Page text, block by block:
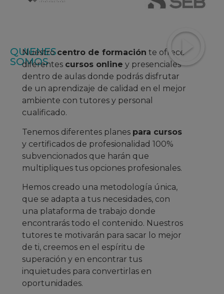
QUIENES
SOMOS
Nuestrocentro de formación te ofrece
diferentes cursos online y presenciales
dentro de aulas donde podrás disfrutar
de un aprendizaje de calidad en el mejor
ambiente con tutores y personal
cualificado.
Tenemos diferentes planes para cursos
y certificados de profesionalidad 100%
subvencionados que harán que
multipliques tus opciones profesionales.
Hemos creado una metodología única,
que se adapta a tus necesidades, con
una plataforma de trabajo donde
encontrarás todo el contenido. Nuestros
tutores te motivarán para sacar lo mejor
de ti, creemos en el espíritu de
superación y en encontrar tus
inquietudes para convertirlas en
oportunidades.